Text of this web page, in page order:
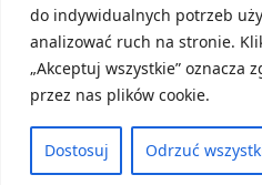
do indywidualnych potrzeb
analizować ruch na stronie.
„Akceptuj wszystkie” oznacza
przez nas plików cookie.
Dostosuj Odrzuć